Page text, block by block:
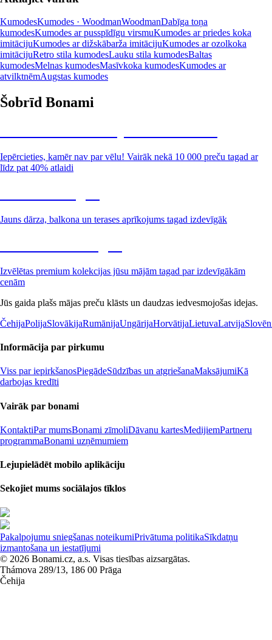
KumodesKumodes · WoodmanWoodmanDabīga toņa
kumodesKumodes ar pusspīdīgu virsmuKumodes ar priedes koka
imitācijuKumodes ar dižskābarža imitācijuKumodes ar ozolkoka
imitācijuRetro stila kumodesLauku stila kumodesBaltas
kumodesMelnas kumodesMasīvkoka kumodesKumodes ar
atvilktnēmAugstas kumodes
Šobrīd Bonami
Iepērcieties, kamēr nav par vēlu! Vairāk nekā 10 000 preču tagad ar
līdz pat 40% atlaidi
Jauns dārza, balkona un terases aprīkojums tagad izdevīgāk
Izvēlētas premium kolekcijas jūsu mājām tagad par izdevīgākām
cenām
Jūs gaida plašs mājas preču klāsts un daudzas iedvesmojošas idejas.
ČehijaPolijaSlovākijaRumānijaUngārijaHorvātijaLietuvaLatvija
Informācija par pirkumu
Viss par iepirkšanosPiegādeSūdzības un atgriešanaMaksājumiKā
darbojas kredīti
Vairāk par bonami
KontaktiPar mumsBonami zīmoliDāvanu kartesMedijiemPartneru
programmaBonami uzņēmumiem
Lejupielādēt mobilo aplikāciju
Sekojiet mums sociālajos tīklos
Pakalpojumu sniegšanas noteikumiPrivātuma politikaSīkdatņu
izmantošana un iestatījumi
© 2026 Bonami.cz, a.s. Visas tiesības aizsargātas.
Thámova 289/13, 186 00 Prāga
Čehija